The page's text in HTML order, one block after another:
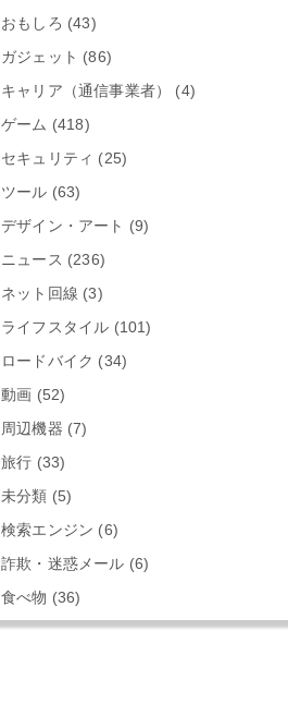
「YouTube 21.31.3」iOS向け最
おもしろ (43)
ガジェット (86)
キャリア（通信事業者）
(4)
ゲーム (418)
セキュリティ (25)
ツール (63)
デザイン・アート (9)
ニュース (236)
ネット回線 (3)
ライフスタイル (101)
ロードバイク (34)
動画 (52)
周辺機器 (7)
旅行 (33)
未分類 (5)
検索エンジン (6)
詐欺・迷惑メール (6)
食べ物 (36)